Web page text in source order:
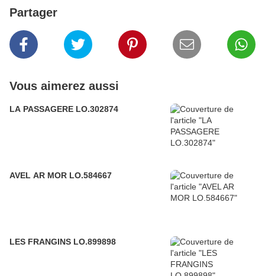
Partager
Vous aimerez aussi
LA PASSAGERE LO.302874
AVEL AR MOR LO.584667
LES FRANGINS LO.899898